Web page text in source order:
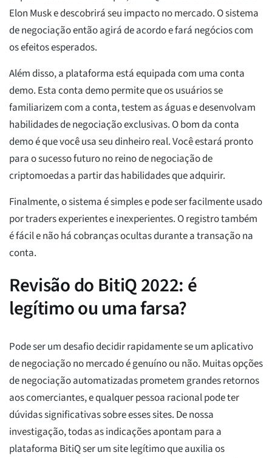
Elon Musk e descobrirá seu impacto no mercado. O sistema
de negociação então agirá de acordo e fará negócios com
os efeitos esperados.
Além disso, a plataforma está equipada com uma conta
demo. Esta conta demo permite que os usuários se
familiarizem com a conta, testem as águas e desenvolvam
habilidades de negociação exclusivas. O bom da conta
demo é que você usa seu dinheiro real. Você estará pronto
para o sucesso futuro no reino de negociação de
criptomoedas a partir das habilidades que adquirir.
Finalmente, o sistema é simples e pode ser facilmente usado
por traders experientes e inexperientes. O registro também
é fácil e não há cobranças ocultas durante a transação na
conta.
Revisão do BitiQ 2022: é
legítimo ou uma farsa?
Pode ser um desafio decidir rapidamente se um aplicativo
de negociação no mercado é genuíno ou não. Muitas opções
de negociação automatizadas prometem grandes retornos
aos comerciantes, e qualquer pessoa racional pode ter
dúvidas significativas sobre esses sites. De nossa
investigação, todas as indicações apontam para a
plataforma BitiQ ser um site legítimo que auxilia os